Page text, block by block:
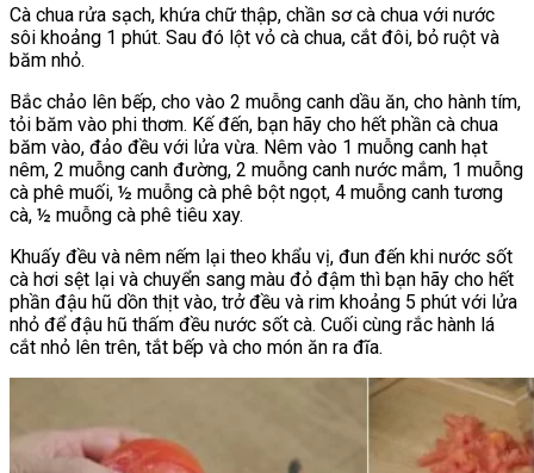
Cà chua rửa sạch, khứa chữ thập, chần sơ cà chua với nước
sôi khoảng 1 phút. Sau đó lột vỏ cà chua, cắt đôi, bỏ ruột và
băm nhỏ.
Bắc chảo lên bếp, cho vào 2 muỗng canh dầu ăn, cho hành tím,
tỏi băm vào phi thơm. Kế đến, bạn hãy cho hết phần cà chua
băm vào, đảo đều với lửa vừa. Nêm vào 1 muỗng canh hạt
nêm, 2 muỗng canh đường, 2 muỗng canh nước mắm, 1 muỗng
cà phê muối, ½ muỗng cà phê bột ngọt, 4 muỗng canh tương
cà, ½ muỗng cà phê tiêu xay.
Khuấy đều và nêm nếm lại theo khẩu vị, đun đến khi nước sốt
cà hơi sệt lại và chuyển sang màu đỏ đậm thì bạn hãy cho hết
phần đậu hũ dồn thịt vào, trở đều và rim khoảng 5 phút với lửa
nhỏ để đậu hũ thấm đều nước sốt cà. Cuối cùng rắc hành lá
cắt nhỏ lên trên, tắt bếp và cho món ăn ra đĩa.